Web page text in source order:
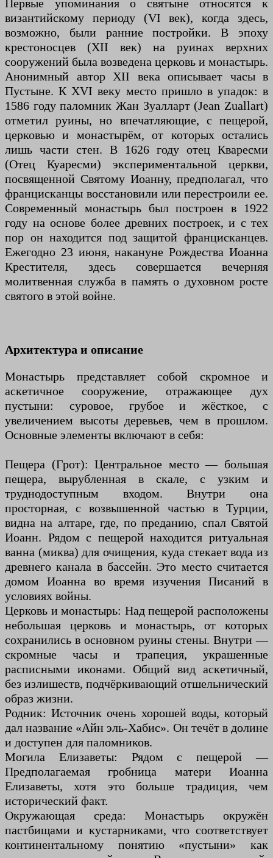
Первые упоминания о святыне относятся к
византийскому периоду (VI век), когда здесь,
возможно, были ранние постройки. В эпоху
крестоносцев (XII век) на руинах верхних
сооружений была возведена церковь и монастырь.
Анонимный автор XII века описывает часы в
Пустыне. К XVI веку место пришло в упадок: в
1586 году паломник Жан Зуалларт (Jean Zuallart)
отметил руины, но впечатляющие, с пещерой,
церковью и монастырём, от которых остались
лишь части стен. В 1626 году отец Кваресми
(Отец Куаресми) экспериментальной церкви,
посвященной Святому Иоанну, предполагал, что
францисканцы восстановили или перестроили ее.
Современный монастырь был построен в 1922
году на основе более древних построек, и с тех
пор он находится под защитой францисканцев.
Ежегодно 23 июня, накануне Рождества Иоанна
Крестителя, здесь совершается вечерняя
молитвенная служба в память о духовном росте
святого в этой войне.
Архитектура и описание
Монастырь представляет собой скромное и
аскетичное сооружение, отражающее дух
пустыни: суровое, грубое и жёсткое, с
увеличением высоты деревьев, чем в прошлом.
Основные элементы включают в себя:
Пещера (Грот): Центральное место — большая
пещера, вырубленная в скале, с узким и
труднодоступным входом. Внутри она
просторная, с возвышенной частью в Турции,
видна на алтаре, где, по преданию, спал Святой
Иоанн. Рядом с пещерой находится ритуальная
ванна (миква) для очищения, куда стекает вода из
древнего канала в бассейн. Это место считается
домом Иоанна во время изучения Писаний в
условиях войны.
Церковь и монастырь: Над пещерой расположены
небольшая церковь и монастырь, от которых
сохранились в основном руины стены. Внутри —
скромные часы и трапеция, украшенные
расписными иконами. Общий вид аскетичный,
без излишеств, подчёркивающий отшельнический
образ жизни.
Родник: Источник очень хорошей воды, который
дал название «Айн эль-Хабис». Он течёт в долине
и доступен для паломников.
Могила Елизаветы: Рядом с пещерой —
Предполагаемая гробница матери Иоанна
Елизаветы, хотя это больше традиция, чем
исторический факт.
Окружающая среда: Монастырь окружён
пастбищами и кустарниками, что соответствует
континентальному понятию «пустыни» как